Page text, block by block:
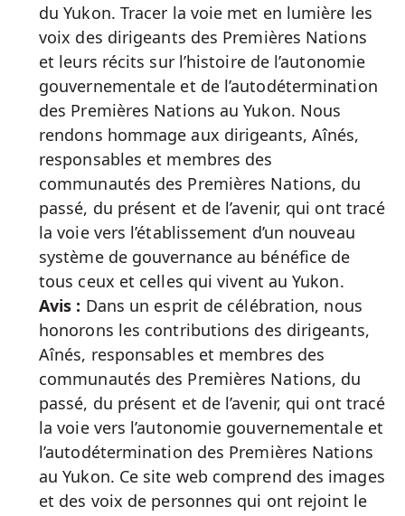
du Yukon. Tracer la voie met en lumière les
voix des dirigeants des Premières Nations
et leurs récits sur l’histoire de l’autonomie
gouvernementale et de l’autodétermination
des Premières Nations au Yukon. Nous
rendons hommage aux dirigeants, Aînés,
responsables et membres des
communautés des Premières Nations, du
passé, du présent et de l’avenir, qui ont tracé
la voie vers l’établissement d’un nouveau
système de gouvernance au bénéfice de
tous ceux et celles qui vivent au Yukon.
Avis : Dans un esprit de célébration, nous
honorons les contributions des dirigeants,
Aînés, responsables et membres des
communautés des Premières Nations, du
passé, du présent et de l’avenir, qui ont tracé
la voie vers l’autonomie gouvernementale et
l’autodétermination des Premières Nations
au Yukon. Ce site web comprend des images
et des voix de personnes qui ont rejoint le